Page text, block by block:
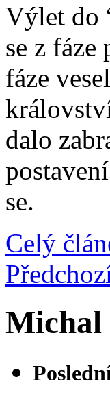
Výlet do
se z fáze
fáze
dalo
se.
Celý
Michal